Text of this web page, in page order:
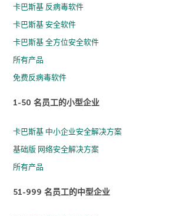
卡巴斯基 反病毒软件
卡巴斯基 安全软件
卡巴斯基 全方位安全软件
所有产品
免费反病毒软件
1-50 名员工的小型企业
卡巴斯基 中小企业安全解决方案
基础版 网络安全解决方案
所有产品
51-999 名员工的中型企业